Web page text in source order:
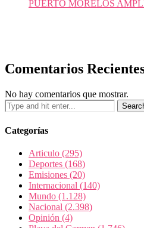
PUERTO MORELOS
Comentarios
No hay comentarios que mostrar.
Categorías
Articulo (295)
Deportes (168)
Emisiones (20)
Internacional (140)
Mundo (1.128)
Nacional (2.398)
Opinión (4)